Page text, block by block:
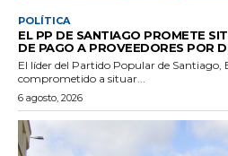
POLÍTICA
EL PP DE SANTIAGO PROMETE
DE PAGO A PROVEEDORES POR
El líder del Partido Popular de Santiago,
comprometido a situar...
6 agosto, 2026